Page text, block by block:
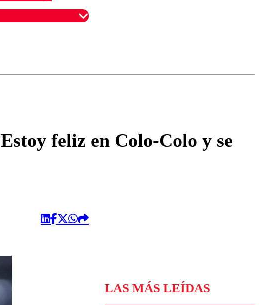
feliz en Colo-Colo y se
LAS MÁS LEÍDAS